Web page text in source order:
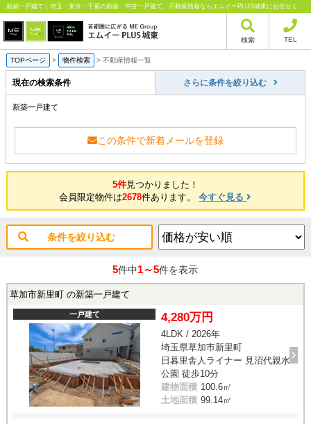
新築一戸建て｜埼玉・東京・千葉の新築・中古一戸建て、不動産情報ならエムイーPLUS城東にお任せください
検索 TEL
TOPページ > 物件検索 > 不動産情報一覧
現在の検索条件 さらに条件を絞り込む
新築一戸建て
この条件で新着メールを登録
5件見つかりました！
会員限定物件は2678件あります。今すぐ見る
条件を絞り込む
5件中1～5件を表示
草加市新里町 の新築一戸建て
一戸建て 4,280万円
4LDK / 2026年
埼玉県草加市新里町
日暮里舎人ライナー 見沼代親水
公園 徒歩10分
建物面積 100.6㎡
土地面積 99.14㎡